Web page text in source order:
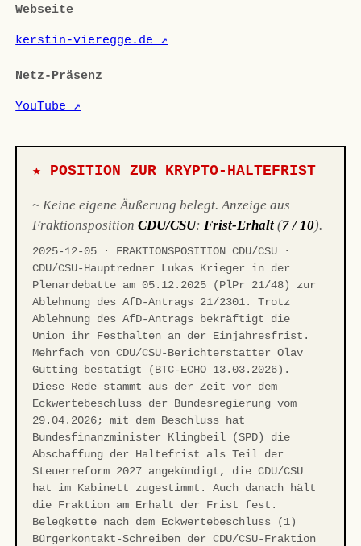
Webseite
kerstin-vieregge.de ↗
Netz-Präsenz
YouTube ↗
★ POSITION ZUR KRYPTO-HALTEFRIST
~ Keine eigene Äußerung belegt. Anzeige aus
FraktionspositionCDU/CSU:Frist-Erhalt (7 / 10).
2025-12-05 · FRAKTIONSPOSITION CDU/CSU ·
CDU/CSU-Hauptredner Lukas Krieger in der
Plenardebatte am 05.12.2025 (PlPr 21/48) zur
Ablehnung des AfD-Antrags 21/2301. Trotz
Ablehnung des AfD-Antrags bekräftigt die
Union ihr Festhalten an der Einjahresfrist.
Mehrfach von CDU/CSU-Berichterstatter Olav
Gutting bestätigt (BTC-ECHO 13.03.2026).
Diese Rede stammt aus der Zeit vor dem
Eckwertebeschluss der Bundesregierung vom
29.04.2026; mit dem Beschluss hat
Bundesfinanzminister Klingbeil (SPD) die
Abschaffung der Haltefrist als Teil der
Steuerreform 2027 angekündigt, die CDU/CSU
hat im Kabinett zugestimmt. Auch danach hält
die Fraktion am Erhalt der Frist fest.
Belegkette nach dem Eckwertebeschluss (1)
Bürgerkontakt-Schreiben der CDU/CSU-Fraktion